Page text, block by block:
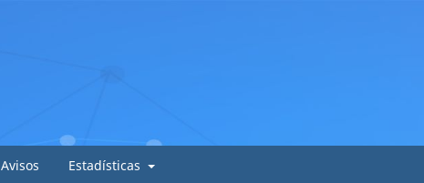
Avisos Estadísticas